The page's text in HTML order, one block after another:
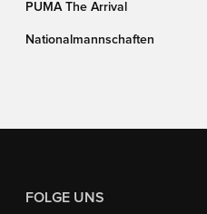
PUMA The Arrival
Nationalmannschaften
FOLGE UNS